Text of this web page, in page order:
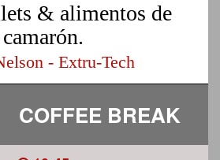
& alimentos de
camarón.
- Extru-Tech
COFFEE BREAK